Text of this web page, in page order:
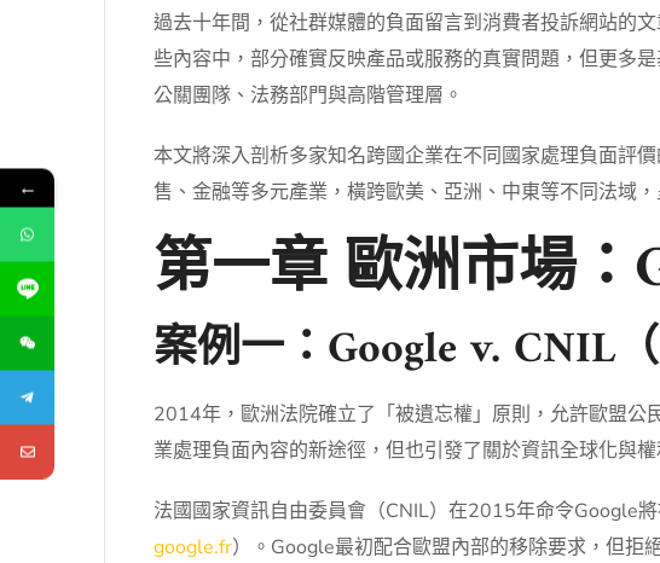
過去十年間，從社群媒體的負面留言到消費者投訴網站的
些內容中，部分確實反映產品或服務的真實問題，但更多
公關團隊、法務部門與高階管理層。
本文將深入剖析多家知名跨國企業在不同國家處理負面評
售、金融等多元產業，橫跨歐美、亞洲、中東等不同法域
第一章 歐洲市場：
案例一：Google v.
2014年，歐洲法院確立了「被遺忘權」原則，允許歐盟
業處理負面內容的新途徑，但也引發了關於資訊全球化與
法國國家資訊自由委員會（CNIL）在2015年命令Google
google.fr）。Google最初配合歐盟內部的移除要求，但拒
←